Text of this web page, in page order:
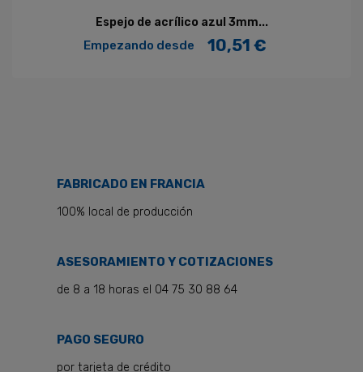
Espejo de acrílico azul 3mm...
Empezando desdePrecio10,51 €
FABRICADO EN FRANCIA
100% local de producción
ASESORAMIENTO Y COTIZACIONES
de 8 a 18 horas el 04 75 30 88 64
PAGO SEGURO
por tarjeta de crédito